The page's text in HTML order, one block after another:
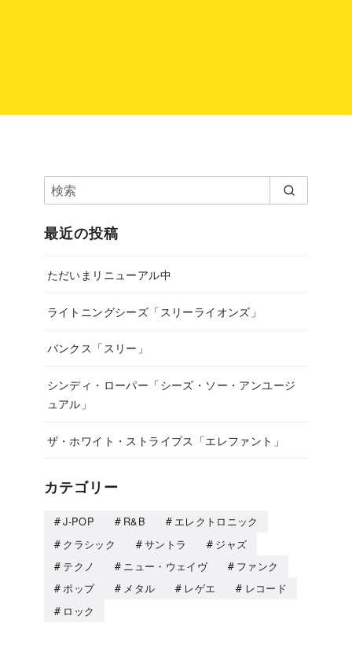
最近の投稿
ただいまリニューアル中
ライトニングシーズ「スリーライオンズ」
バンクス「スリー」
シンディ・ローパー「シーズ・ソー・アンユージ
ュアル」
ザ・ホワイト・ストライプス「エレファント」
カテゴリー
J-POP R&B
エレクトロニック
クラシック
サントラ
ジャズ
テクノ
ニュー・ウェイヴ
ファンク
ポップ
メタル レゲエ
レコード
ロック